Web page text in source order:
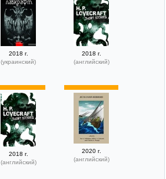
2018 г.
(украинский)
2018 г.
(английский)
2018 г.
(английский)
2020 г.
(английский)